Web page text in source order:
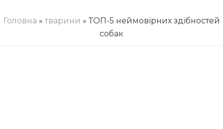
Головна »тварини » ТОП-5 неймовірних здібностей
собак